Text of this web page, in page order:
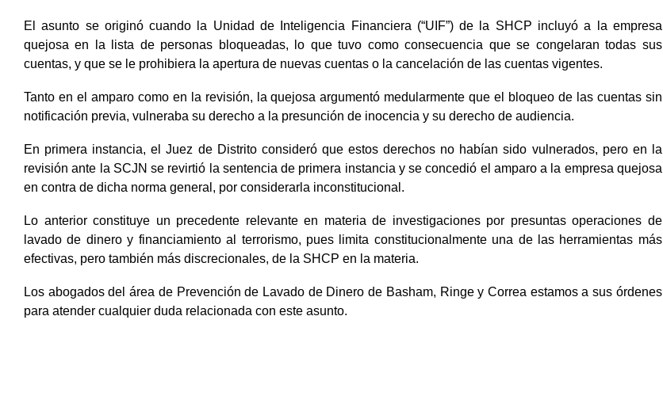
El asunto se originó cuando la Unidad de Inteligencia Financiera (“UIF”) de la SHCP incluyó a la empresa
quejosa en la lista de personas bloqueadas, lo que tuvo como consecuencia que se congelaran todas sus
cuentas, y que se le prohibiera la apertura de nuevas cuentas o la cancelación de las cuentas vigentes.
Tanto en el amparo como en la revisión, la quejosa argumentó medularmente que el bloqueo de las cuentas sin
notificación previa, vulneraba su derecho a la presunción de inocencia y su derecho de audiencia.
En primera instancia, el Juez de Distrito consideró que estos derechos no habían sido vulnerados, pero en la
revisión ante la SCJN se revirtió la sentencia de primera instancia y se concedió el amparo a la empresa quejosa
en contra de dicha norma general, por considerarla inconstitucional.
Lo anterior constituye un precedente relevante en materia de investigaciones por presuntas operaciones de
lavado de dinero y financiamiento al terrorismo, pues limita constitucionalmente una de las herramientas más
efectivas, pero también más discrecionales, de la SHCP en la materia.
Los abogados del área de Prevención de Lavado de Dinero de Basham, Ringe y Correa estamos a sus órdenes
para atender cualquier duda relacionada con este asunto.